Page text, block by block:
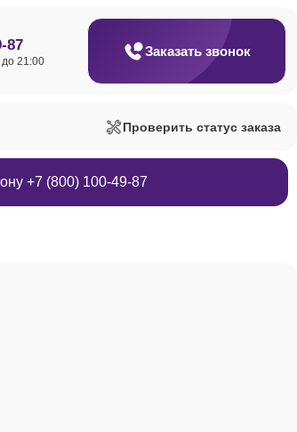
87
21:00
Заказать звонок
Проверить статус заказа
+7 (800) 100-49-87